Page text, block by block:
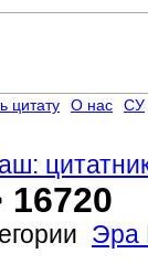
16720
Эра
цитату О нас СУ